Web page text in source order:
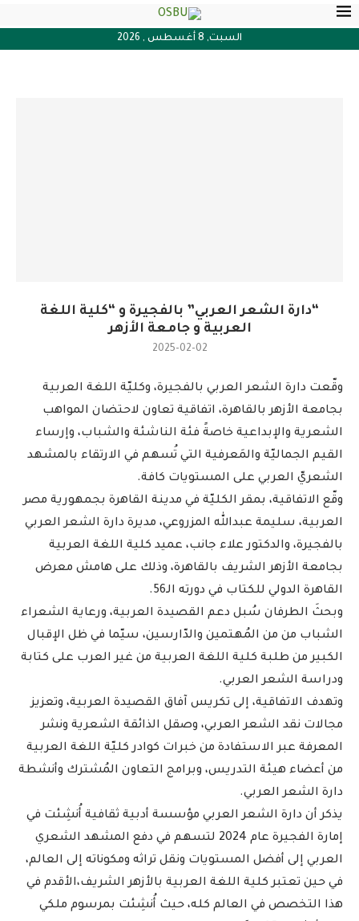
السبت, 8 أغسطس , 2026
“دارة الشعر العربي” بالفجيرة و “كلية اللغة
العربية و جامعة الأزهر
2025-02-02
وقّعت دارة الشعر العربي بالفجيرة، وكليّة اللغة العربية
بجامعة الأزهر بالقاهرة، اتفاقية تعاون لاحتضان المواهب
الشعرية والإبداعية خاصةً فئة الناشئة والشباب، وإرساء
القيم الجماليّة والمَعرفية التي تُسهم في الارتقاء بالمشهد
الشعريّ العربي على المستويات كافة.
وقّع الاتفاقية، بمقر الكليّة في مدينة القاهرة بجمهورية مصر
العربية، سليمة عبدالله المزروعي، مديرة دارة الشعر العربي
بالفجيرة، والدكتور علاء جانب، عميد كلية اللغة العربية
بجامعة الأزهر الشريف بالقاهرة، وذلك على هامش معرض
القاهرة الدولي للكتاب في دورته الـ56.
وبحثَ الطرفان سُبل دعم القصيدة العربية، ورعاية الشعراء
الشباب من من المُهتمين والدّارسين، سيّما في ظل الإقبال
الكبير من طلبة كلية اللغة العربية من غير العرب على كتابة
ودراسة الشعر العربي.
وتهدف الاتفاقية، إلى تكريس آفاق القصيدة العربية، وتعزيز
مجالات نقد الشعر العربي، وصقل الذائقة الشعرية ونشر
المعرفة عبر الاستفادة من خبرات كوادر كليّة اللغة العربية
من أعضاء هيئة التدريس، وبرامج التعاون المُشترك وأنشطة
دارة الشعر العربي.
يذكر أن دارة الشعر العربي مؤسسة أدبية ثقافية أُنشِئت في
إمارة الفجيرة عام 2024 لتسهم في دفع المشهد الشعري
العربي إلى أفضل المستويات ونقل تراثه ومكوناته إلى العالم،
في حين تعتبر كلية اللغة العربية بالأزهر الشريف،الأقدم في
هذا التخصص في العالم كله، حيث أُنشِئت بمرسوم ملكي